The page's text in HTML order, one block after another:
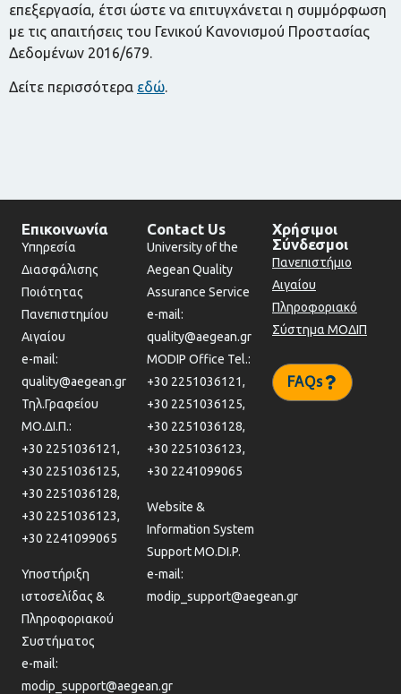
επεξεργασία, έτσι ώστε να επιτυγχάνεται η συμμόρφωση
με τις απαιτήσεις του Γενικού Κανονισμού Προστασίας
Δεδομένων 2016/679.
Δείτε περισσότερα εδώ.
Επικοινωνία
Υπηρεσία
Διασφάλισης
Ποιότητας
Πανεπιστημίου
Αιγαίου
e-mail:
quality@aegean.gr
Τηλ.Γραφείου
ΜΟ.ΔΙ.Π.:
+30 2251036121,
+30 2251036125,
+30 2251036128,
+30 2251036123,
+30 2241099065
Υποστήριξη
ιστοσελίδας &
Πληροφοριακού
Συστήματος
e-mail:
modip_support@aegean.gr
Contact Us
University of the
Aegean Quality
Assurance Service
e-mail:
quality@aegean.gr
MODIP Office Tel.:
+30 2251036121,
+30 2251036125,
+30 2251036128,
+30 2251036123,
+30 2241099065
Website &
Information System
Support MO.DI.P.
e-mail:
modip_support@aegean.gr
Χρήσιμοι
Σύνδεσμοι
Πανεπιστήμιο
Αιγαίου
Πληροφοριακό
Σύστημα ΜΟΔΙΠ
FAQs